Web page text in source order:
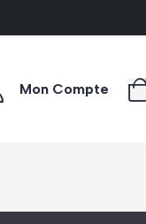
Mon Compte